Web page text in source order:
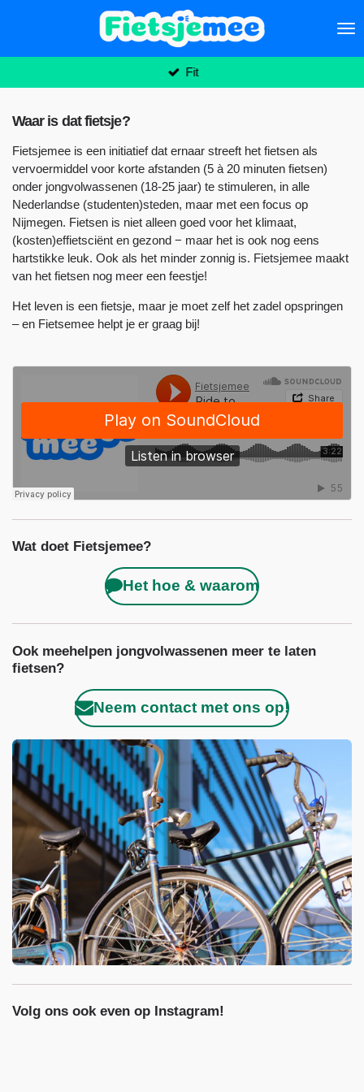
hoofdinhoud
Fit
Waar is dat fietsje?
Fietsjemee is een initiatief dat ernaar streeft het fietsen als
vervoermiddel voor korte afstanden (5 à 20 minuten fietsen)
onder jongvolwassenen (18-25 jaar) te stimuleren, in alle
Nederlandse (studenten)steden, maar met een focus op
Nijmegen. Fietsen is niet alleen goed voor het klimaat,
(kosten)effietsciënt en gezond − maar het is ook nog eens
hartstikke leuk. Ook als het minder zonnig is. Fietsjemee maakt
van het fietsen nog meer een feestje!
Het leven is een fietsje, maar je moet zelf het zadel opspringen
– en Fietsemee helpt je er graag bij!
Wat doet Fietsjemee?
Het hoe & waarom
Ook meehelpen jongvolwassenen meer te laten
fietsen?
Neem contact met ons op!
Volg ons ook even op Instagram!